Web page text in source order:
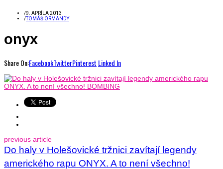
/9. APRÍLA 2013
/TOMÁŠ ORMANDY
onyx
Share On:FacebookTwitterPinterest Linked In
previous article
Do haly v Holešovické tržnici zavítají legendy
amerického rapu ONYX. A to není všechno!